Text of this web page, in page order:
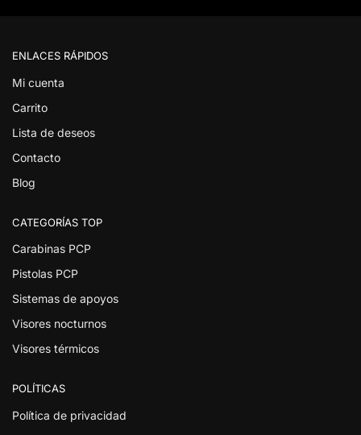
ENLACES RÁPIDOS
Mi cuenta
Carrito
Lista de deseos
Contacto
Blog
CATEGORÍAS TOP
Carabinas PCP
Pistolas PCP
Sistemas de apoyos
Visores nocturnos
Visores térmicos
POLÍTICAS
Política de privacidad